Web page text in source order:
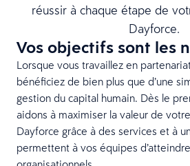
réussir à chaque étape de
Dayforce.
Vos objectifs sont les
Lorsque vous travaillez en
bénéficiez de bien plus que d’une
gestion du capital humain. Dès le
aidons à maximiser la valeur de
Dayforce grâce à des services et à
permettent à vos équipes